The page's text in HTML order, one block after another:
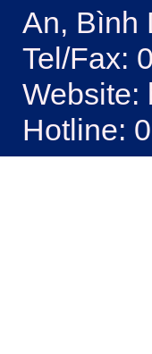
An,
Tel/Fax:
Website:
Hotline: